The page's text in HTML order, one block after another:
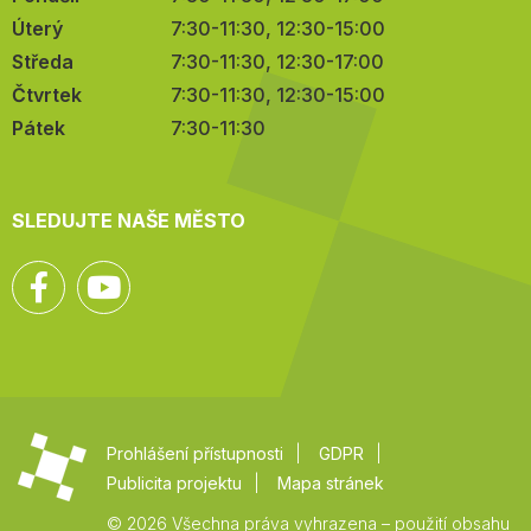
Úterý
7:30-11:30, 12:30-15:00
Středa
7:30-11:30, 12:30-17:00
Čtvrtek
7:30-11:30, 12:30-15:00
Pátek
7:30-11:30
SLEDUJTE NAŠE MĚSTO
Facebook
Prohlášení přístupnosti
GDPR
Publicita projektu
Mapa stránek
© 2026 Všechna práva vyhrazena – použití obsahu